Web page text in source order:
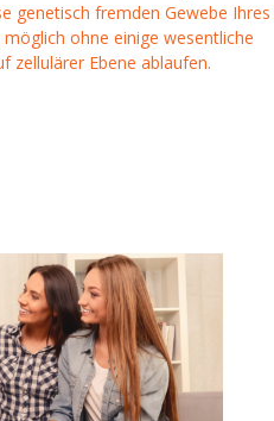
genetisch fremden Gewebe Ihres
ohne einige wesentliche
zellulärer Ebene ablaufen.